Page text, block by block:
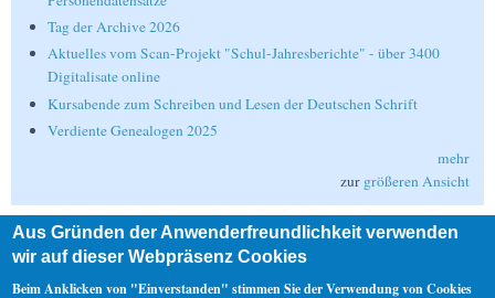
Tag der Archive 2026
Aktuelles vom Scan-Projekt "Schul-Jahresberichte" - über 3400
Digitalisate online
Kursabende zum Schreiben und Lesen der Deutschen Schrift
Verdiente Genealogen 2025
mehr
zur größeren Ansicht
Suche
Suche
Aus Gründen der Anwenderfreundlichkeit verwenden
wir auf dieser Webpräsenz Cookies
Beim Anklicken von "Einverstanden" stimmen Sie der Verwendung von Cookies